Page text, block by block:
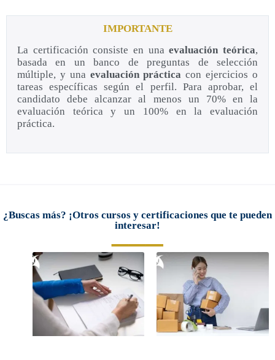
IMPORTANTE
La certificación consiste en unaevaluación teórica,
basada en un banco de preguntas de selección
múltiple, y una evaluación práctica con ejercicios o
tareas específicas según el perfil. Para aprobar, el
candidato debe alcanzar al menos un 70% en la
evaluación teórica y un 100% en la evaluación
práctica.
¿Buscas más? ¡Otros cursos y certificaciones que te pueden
interesar!
___